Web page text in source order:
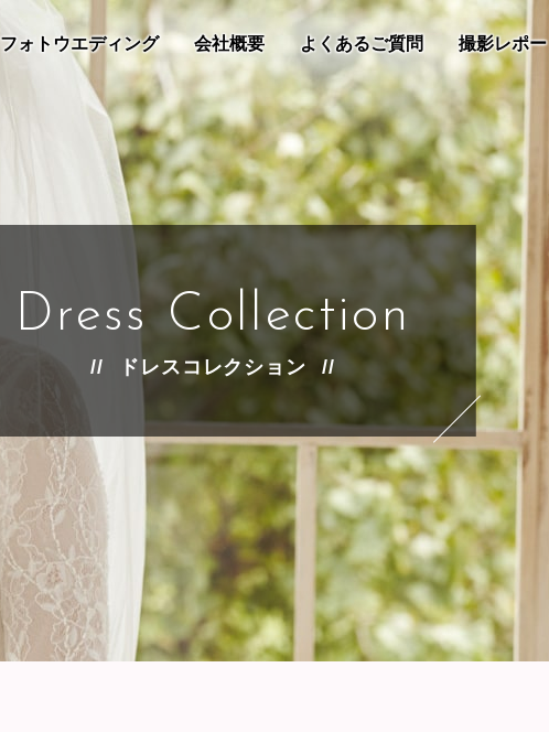
フォトウエディング 会社概要 よくあるご質問 撮影レポー
Dress Collection
ドレスコレクション